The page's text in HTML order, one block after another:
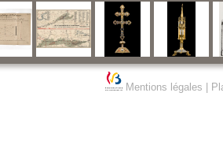
Mentions légales